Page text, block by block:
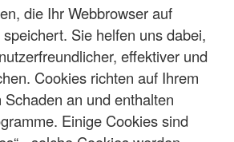
die Ihr Webbrowser auf
Sie helfen uns dabei,
effektiver und
Cookies richten auf Ihrem
an und enthalten
Einige Cookies sind